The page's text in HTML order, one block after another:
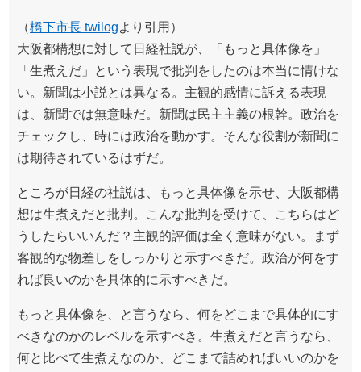
（橋下市長 twilogより引用）
大阪都構想に対して日経社説が、「もっと具体像を」
「生煮えだ」という表現で批判をしたのは本当に情けな
い。新聞は小説とは異なる。主観的感情に訴える表現
は、新聞では無意味だ。新聞は民主主義の根幹。政治を
チェックし、時には政治を動かす。そんな役割が新聞に
は期待されているはずだ。
ところが日経の社説は、もっと具体像を示せ、大阪都構
想は生煮えだと批判。こんな批判を受けて、こちらはど
うしたらいいんだ？主観的評価は全く意味がない。まず
客観的な物差しをしっかりと示すべきだ。政治が何をす
れば良いのかを具体的に示すべきだ。
もっと具体像を、と言うなら、何をどこまで具体的にす
べきなのかのレベルを示すべき。生煮えだと言うなら、
何と比べて生煮えなのか、どこまで詰めればいいのかを